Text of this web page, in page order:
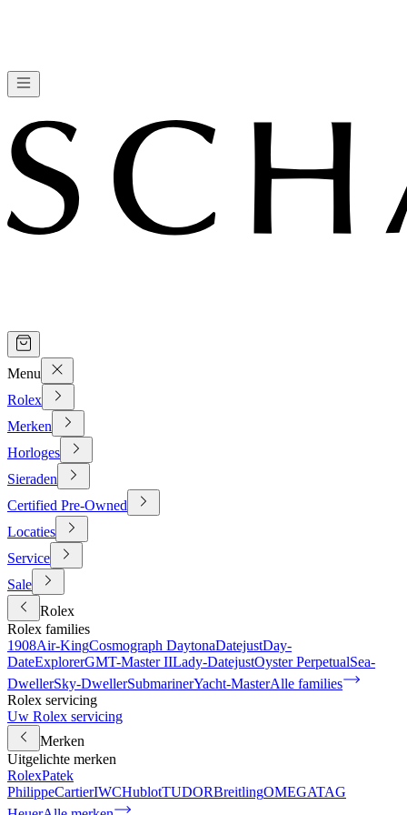
Menu
Rolex
Merken
Horloges
Sieraden
Certified Pre-Owned
Locaties
Service
Sale
Rolex
Rolex families
1908Air-KingCosmograph DaytonaDatejustDay-
DateExplorerGMT-Master IILady-DatejustOyster PerpetualSea-
DwellerSky-DwellerSubmarinerYacht-MasterAlle families
Rolex servicing
Uw Rolex servicing
Merken
Uitgelichte merken
RolexPatek
PhilippeCartierIWCHublotTUDORBreitlingOMEGATAG